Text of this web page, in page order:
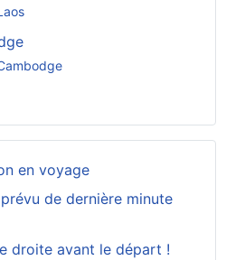
en voyage
de dernière minute
droite avant le départ !